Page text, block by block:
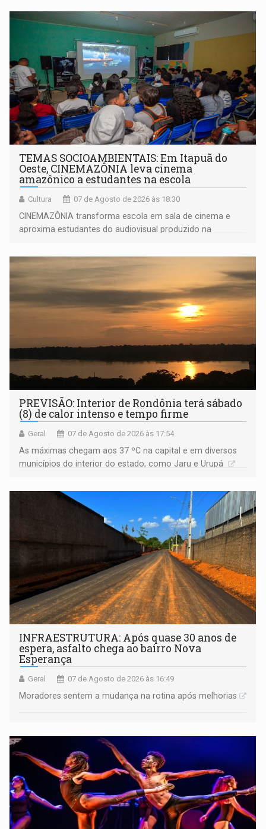
TEMAS SOCIOAMBIENTAIS: Em Itapuã do
Oeste, CINEMAZÔNIA leva cinema
amazônico a estudantes na escola
Cultura 07 de Agosto de 2026 às 18:30
CINEMAZÔNIA transforma escola em sala de cinema e
aproxima estudantes do audiovisual produzido na
PREVISÃO: Interior de Rondônia terá sábado
(8) de calor intenso e tempo firme
Geral 07 de Agosto de 2026 às 17:54
As máximas chegam aos 37 ºC na capital e em diversos
municípios do interior do estado, como Jaru e Urupá
INFRAESTRUTURA: Após quase 30 anos de
espera, asfalto chega ao bairro Nova
Esperança
Geral 07 de Agosto de 2026 às 16:49
Moradores sentem a mudança na rotina após melhorias